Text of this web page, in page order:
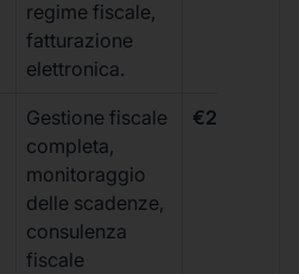
regime fiscale,
fatturazione
elettronica.
Gestione fiscale
completa,
monitoraggio
delle scadenze,
consulenza
fiscale
€264 +